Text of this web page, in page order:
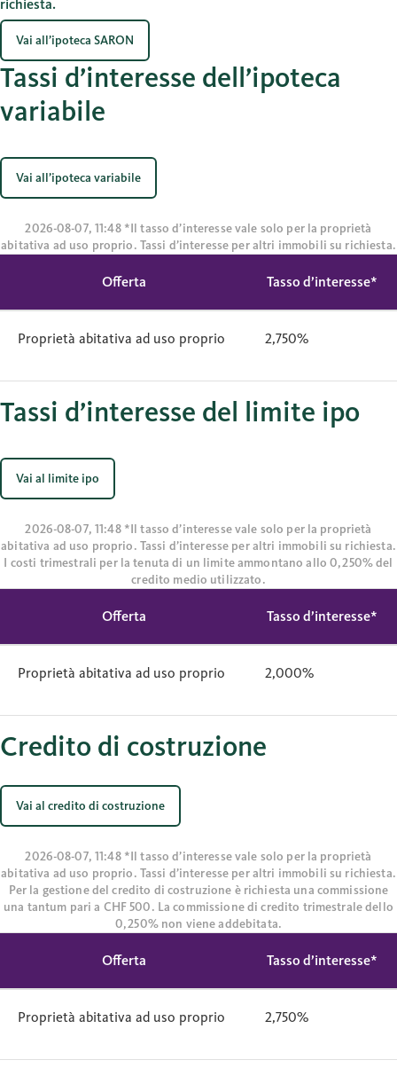
richiesta.
Vai all’ipoteca SARON
Tassi d’interesse dell’ipoteca
variabile
Vai all’ipoteca variabile
2026-08-07, 11:48 *Il tasso d’interesse vale solo per la proprietà
abitativa ad uso proprio. Tassi d’interesse per altri immobili su richiesta.
Offerta Tasso d’interesse*
Proprietà abitativa ad uso proprio 2,750%
Tassi d’interesse del limite ipo
Vai al limite ipo
2026-08-07, 11:48 *Il tasso d’interesse vale solo per la proprietà
abitativa ad uso proprio. Tassi d’interesse per altri immobili su richiesta.
I costi trimestrali per la tenuta di un limite ammontano allo 0,250% del
credito medio utilizzato.
Offerta Tasso d’interesse*
Proprietà abitativa ad uso proprio 2,000%
Credito di costruzione
Vai al credito di costruzione
2026-08-07, 11:48 *Il tasso d’interesse vale solo per la proprietà
abitativa ad uso proprio. Tassi d’interesse per altri immobili su richiesta.
Per la gestione del credito di costruzione è richiesta una commissione
una tantum pari a CHF 500. La commissione di credito trimestrale dello
0,250% non viene addebitata.
Offerta Tasso d’interesse*
Proprietà abitativa ad uso proprio 2,750%